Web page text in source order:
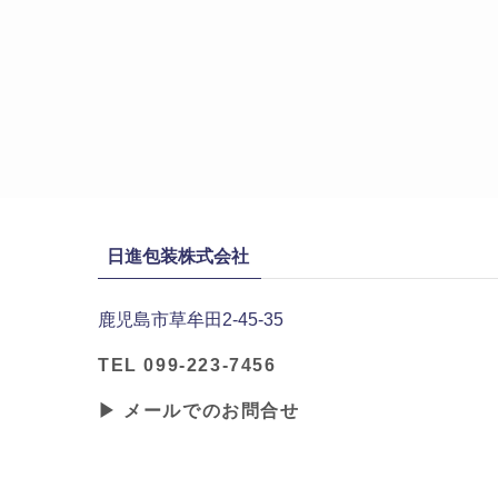
日進包装株式会社
鹿児島市草牟田2-45-35
TEL 099-223-7456
▶ メールでのお問合せ